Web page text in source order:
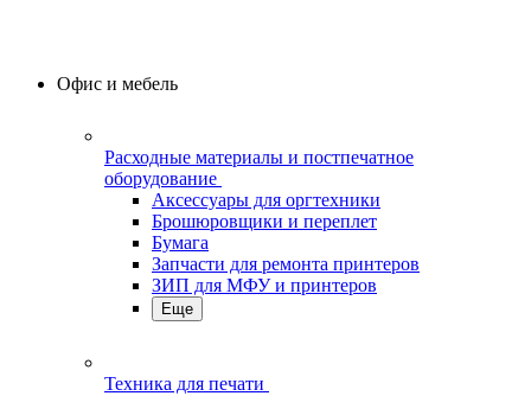
Офис и мебель
Расходные материалы и постпечатное
оборудование
Аксессуары для оргтехники
Брошюровщики и переплет
Бумага
Запчасти для ремонта принтеров
ЗИП для МФУ и принтеров
Еще
Техника для печати